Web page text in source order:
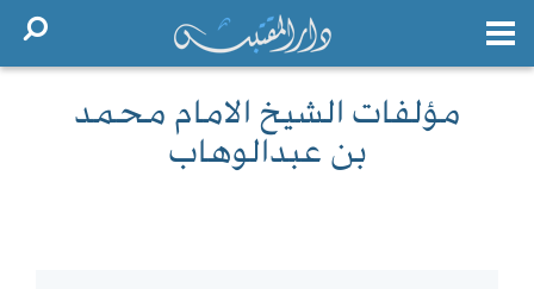
مؤلفات الشيخ الامام محمد
بن عبدالوهاب